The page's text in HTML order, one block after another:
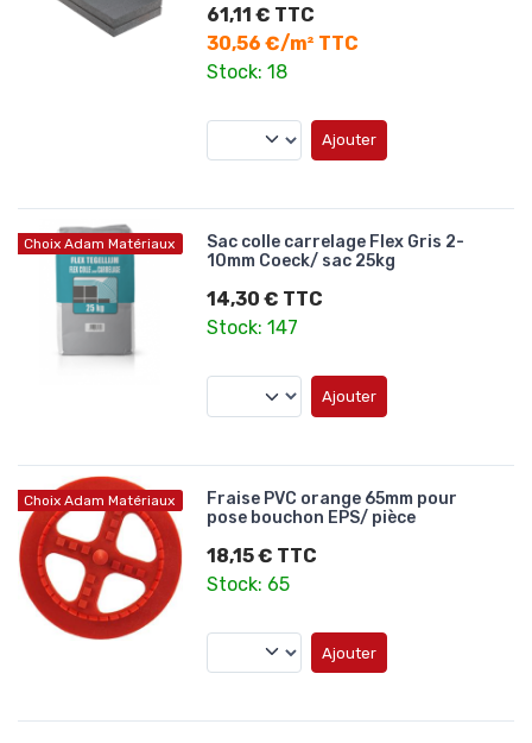
61,11 € TTC
30,56 €/m² TTC
Stock: 18
Ajouter
Choix Adam Matériaux
Sac colle carrelage Flex Gris 2-
10mm Coeck/ sac 25kg
14,30 € TTC
Stock: 147
Ajouter
Choix Adam Matériaux
Fraise PVC orange 65mm pour
pose bouchon EPS/ pièce
18,15 € TTC
Stock: 65
Ajouter